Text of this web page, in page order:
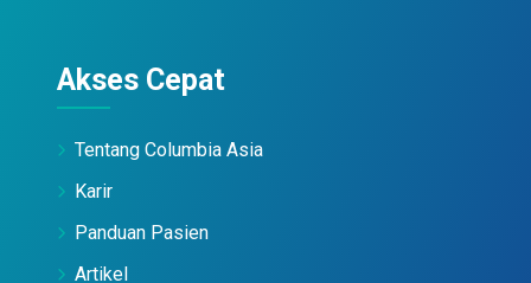
Akses Cepat
Tentang Columbia Asia
Karir
Panduan Pasien
Artikel